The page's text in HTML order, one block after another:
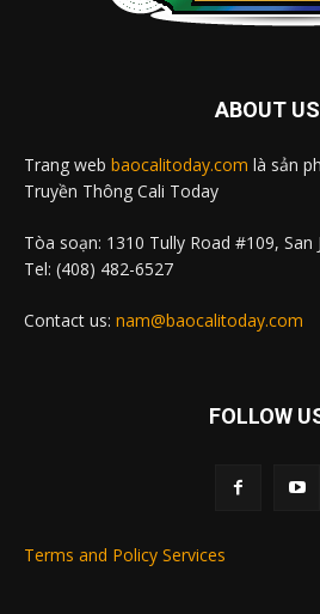
ABOUT US
Trang web baocalitoday.com là sản
Truyền Thông Cali Today
Tòa soạn: 1310 Tully Road #109, San
Tel: (408) 482-6527
Contact us: nam@baocalitoday.com
FOLLOW
Terms and Policy Services